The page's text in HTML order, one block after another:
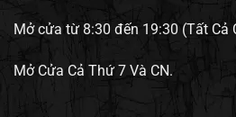
Mở cửa từ 8:30 đến 19:30 (Tất Cả
Mở Cửa Cả Thứ 7 Và CN.